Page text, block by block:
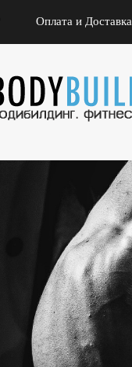
Оплата и Доставка